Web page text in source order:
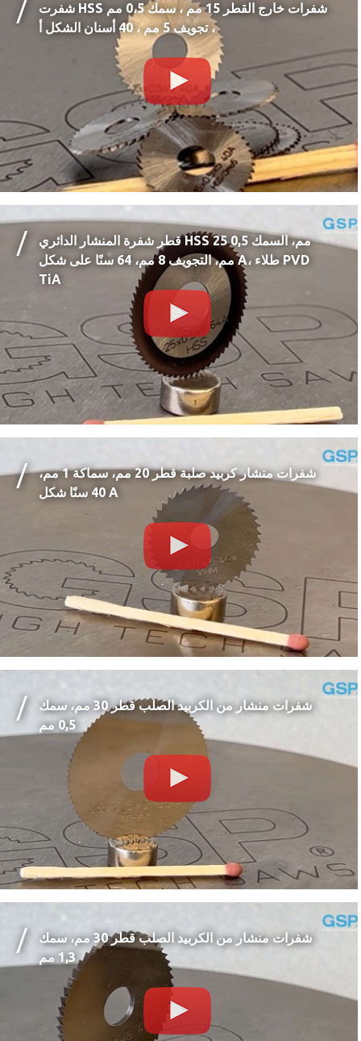
شفرت HSS شفرات خارج القطر 15 مم ، سمك 0،5 مم
، تجويف 5 مم ، 40 أسنان الشكل أ
قطر شفرة المنشار الدائري HSS 25 مم، السمك 0,5
مم، التجويف 8 مم، 64 سنًا على شكل A، طلاء PVD
TiA
شفرات منشار كربيد صلبة قطر 20 مم، سماكة 1 مم،
40 سنًا شكل A
شفرات منشار من الكربيد الصلب قطر 30 مم، سمك
0,5 مم
شفرات منشار من الكربيد الصلب قطر 30 مم، سمك
1,3 مم